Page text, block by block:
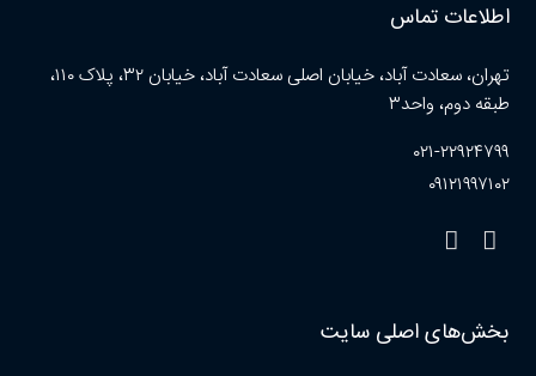
اطلاعات تماس
تهران، سعادت آباد، خیابان اصلی سعادت آباد، خیابان ۳۲، پلاک ۱۱۰،
طبقه دوم، واحد۳
۰۲۱-۲۲۹۲۴۷۹۹
۰۹۱۲۱۹۹۷۱۰۲
بخش‌های اصلی سایت